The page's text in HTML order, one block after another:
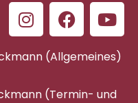
(Allgemeines)
(Termin- und